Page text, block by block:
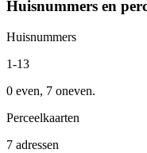
Huisnummers en
Huisnummers
1-13
0 even, 7 oneven.
Perceelkaarten
7 adressen